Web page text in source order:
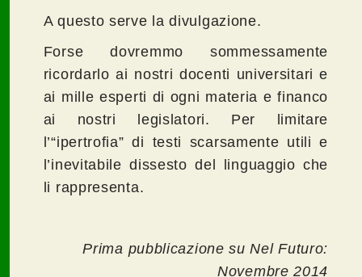
A questo serve la divulgazione.
Forse dovremmo sommessamente
ricordarlo ai nostri docenti universitari e
ai mille esperti di ogni materia e financo
ai nostri legislatori. Per limitare
l’“ipertrofia” di testi scarsamente utili e
l’inevitabile dissesto del linguaggio che
li rappresenta.
Prima pubblicazione su Nel Futuro:
Novembre 2014